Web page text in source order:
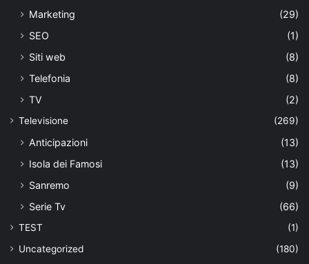
Marketing
(29)
SEO
(1)
Siti web
(8)
Telefonia
(8)
TV
(2)
Televisione (269)
Anticipazioni
(13)
Isola dei Famosi
(13)
Sanremo
(9)
Serie Tv
(66)
TEST
(1)
Uncategorized
(180)